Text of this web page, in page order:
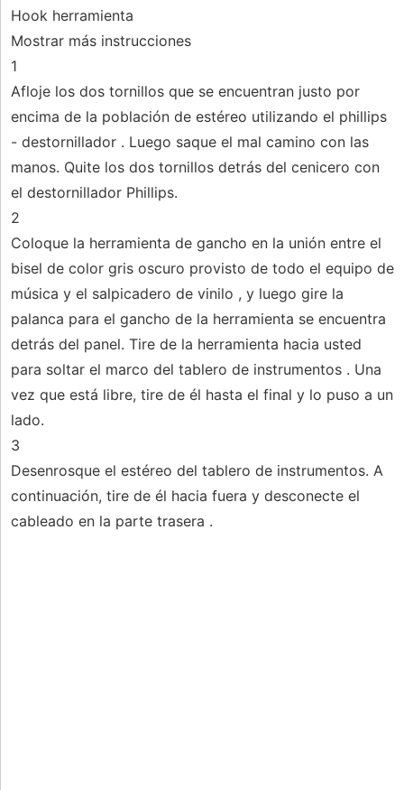
Hook herramienta
Mostrar más instrucciones
1
Afloje los dos tornillos que se encuentran justo por
encima de la población de estéreo utilizando el phillips
- destornillador . Luego saque el mal camino con las
manos. Quite los dos tornillos detrás del cenicero con
el destornillador Phillips.
2
Coloque la herramienta de gancho en la unión entre el
bisel de color gris oscuro provisto de todo el equipo de
música y el salpicadero de vinilo , y luego gire la
palanca para el gancho de la herramienta se encuentra
detrás del panel. Tire de la herramienta hacia usted
para soltar el marco del tablero de instrumentos . Una
vez que está libre, tire de él hasta el final y lo puso a un
lado.
3
Desenrosque el estéreo del tablero de instrumentos. A
continuación, tire de él hacia fuera y desconecte el
cableado en la parte trasera .